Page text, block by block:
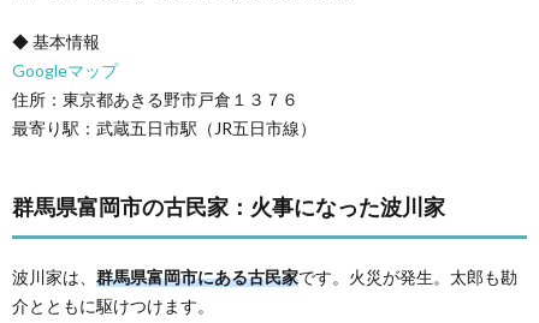
◆ 基本情報
Googleマップ
住所：東京都あきる野市戸倉１３７６
最寄り駅：武蔵五日市駅（JR五日市線）
群馬県富岡市の古民家：火事になった波川家
波川家は、 群馬県富岡市にある古民家です。火災が発生。太郎も勘
介とともに駆けつけます。